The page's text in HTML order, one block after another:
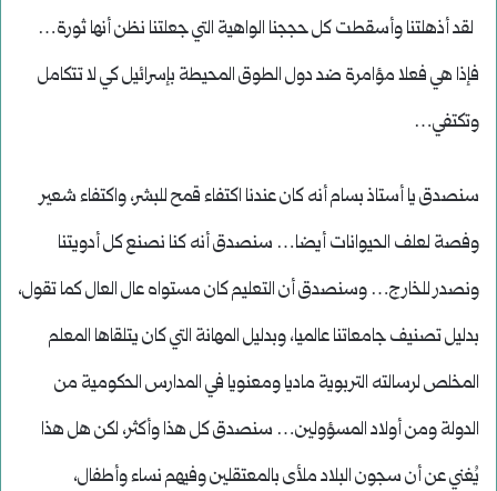
لقد أذهلتنا وأسقطت كل حججنا الواهية التي جعلتنا نظن أنها ثورة…
فإذا هي فعلا مؤامرة ضد دول الطوق المحيطة بإسرائيل كي لا تتكامل
وتكتفي…
سنصدق يا أستاذ بسام أنه كان عندنا اكتفاء قمح للبشر، واكتفاء شعير
وفصة لعلف الحيوانات أيضا… سنصدق أنه كنا نصنع كل أدويتنا
ونصدر للخارج… وسنصدق أن التعليم كان مستواه عال العال كما تقول،
بدليل تصنيف جامعاتنا عالميا، وبدليل المهانة التي كان يتلقاها المعلم
المخلص لرسالته التربوية ماديا ومعنويا في المدارس الحكومية من
الدولة ومن أولاد المسؤولين… سنصدق كل هذا وأكثر، لكن هل هذا
يُغني عن أن سجون البلاد ملأى بالمعتقلين وفيهم نساء وأطفال،